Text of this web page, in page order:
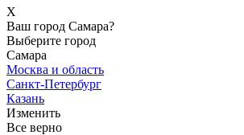
X
Ваш город Самара?
Выберите город
Самара
Москва и область
Санкт-Петербург
Казань
Изменить
Все верно